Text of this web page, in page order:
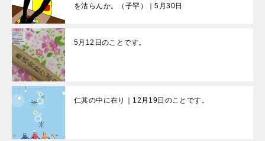
を沽らんか。（子罕）｜5月30日
5月12日のことです。
仁其の中に在り｜12月19日のことです。